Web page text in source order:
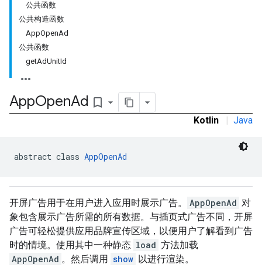
公共函数
公共构造函数
AppOpenAd
公共函数
getAdUnitId
AppOpenAd bookmark_border
Kotlin | Java
abstract class AppOpenAd
开屏广告用于在用户进入应用时展示广告。 AppOpenAd 对
象包含展示广告所需的所有数据。与插页式广告不同，开屏
广告可轻松提供应用品牌宣传区域，以便用户了解看到广告
时的情境。使用其中一种静态 load 方法加载
AppOpenAd 。然后调用 show 以进行渲染。